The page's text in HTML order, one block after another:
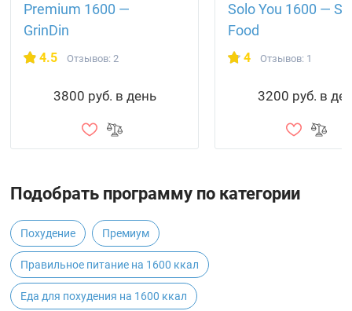
Premium 1600 —
GrinDin
4.5 Отзывов: 2
3800 руб. в день
Solo You 1600 —
Food
4 Отзывов: 1
3200 руб. в
Подобрать программу по категории
Похудение Премиум
Правильное питание на 1600 ккал
Еда для похудения на 1600 ккал